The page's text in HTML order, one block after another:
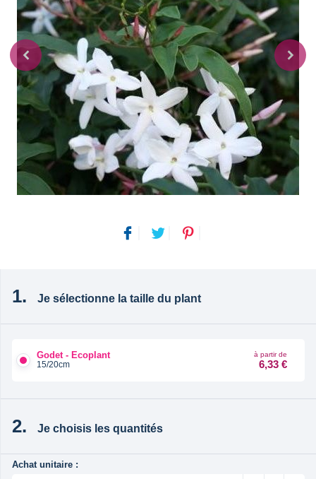
Je sélectionne la taille du plant
Godet - Ecoplant
15/20cm
à partir de
6,33 €
Je choisis les quantités
Achat unitaire :